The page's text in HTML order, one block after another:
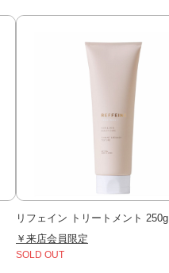
リフェイン トリートメント 250g
￥来店会員限定
SOLD OUT